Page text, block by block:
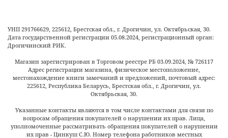
УНП 291766629, 225612, Брестская обл., г. Дрогичин, ул. Октябрьская, 30.
Дата государственной регистрации 05.08.2024, регистрационный орган:
Дрогичинский РИК.
Магазин зарегистрирован в Торговом реестре РБ 03.09.2024, № 726117
Адрес регистрации магазина, физическое местоположение,
местонахождение книги замечаний и предложений, почтовый адрес:
225612, Республика Беларусь, Брестская обл., г. Дрогичин, ул.
Октябрьская, 30.
Указанные контакты являются в том числе контактами для связи по
вопросам обращения покупателей о нарушении их прав. Лица,
уполномоченные рассматривать обращения покупателей о нарушении
их прав - Цинкуш С.Ю. Номер телефона работников местных